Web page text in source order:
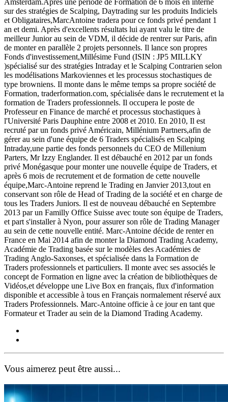
Amsterdam.Après une période de Formation de 6 mois en interne
sur des stratégies de Scalping, Daytrading sur les produits Indiciels
et Obligataires,Marc­Antoine tradera pour ce fonds privé pendant 1
an et demi. Après d'excellents résultats lui ayant valu le titre de
meilleur Junior au sein de VDM, il décide de rentrer sur Paris, afin
de monter en parallèle 2 projets personnels. Il lance son propres
Fonds d'investissement,Millésime Fund (ISIN : JP5 MILLKY
)spécialisé sur des stratégies Intraday et le Scalping Contrarien selon
les modélisations Markoviennes et les processus stochastiques de
type browniens. Il monte dans le même temps sa propre société de
Formation, trader­formation.com, spécialisée dans le recrutement et la
formation de Traders professionnels. Il occupera le poste de
Professeur en Finance de marché et processus stochastiques à
l'Université Paris Dauphine entre 2008 et 2010. En 2010, Il est
recruté par un fonds privé Américain, Millénium Partners,afin de
gérer au sein d'une équipe de 6 Traders spécialisés en Scalping
Intraday,une partie des fonds personnels du CEO de Millenium
Parters, Mr Izzy Englander. Il est débauché en 2012 par un fonds
privé Monégasque pour monter une nouvelle équipe de Traders, et
après 6 mois de recrutement et de formation de cette nouvelle
équipe,Marc-­Antoine reprend le Trading en Janvier 2013,tout en
conservant son rôle de Head of Trading de la société et en charge de
tous les Traders Juniors. Il est de nouveau débauché en Septembre
2013 par un Familly Office Suisse avec toute son équipe de Traders,
et part s'installer à Nyon, pour assurer son rôle de Trading Manager
au sein de cette nouvelle entité. Marc­-Antoine décide de renter en
France en Mai 2014 afin de monter la Diamond Trading Academy,
Académie de Trading basée sur le modèles des Académies de
Trading Anglo-Saxonses, et spécialisée dans la Formation de
Traders professionnels et particuliers. Il monte avec ses associés le
concept de Formation en ligne avec la création de bibliothèques de
Vidéos,et développe une Live Box en français, flux d'information
disponible et accessible à tous en Français normalement réservé aux
Traders Professionnels. Marc-Antoine officie à ce jour en tant que
Formateur et Trader au sein de la Diamond Trading Academy.
Vous aimerez peut être aussi...